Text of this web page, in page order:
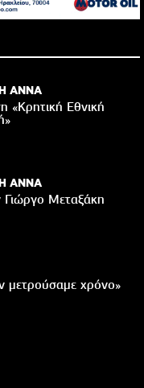
ΑΝΝΑ
Εθνική
ΑΝΝΑ
Γιώργο Μεταξάκη
μετρούσαμε χρόνο»